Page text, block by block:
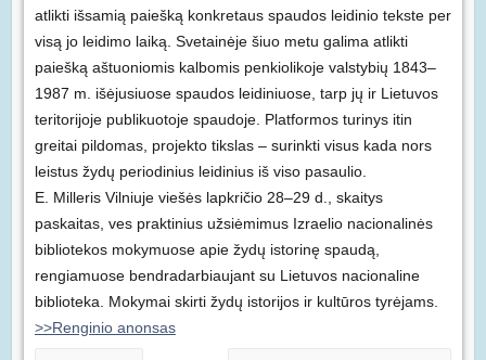
atlikti išsamią paiešką konkretaus spaudos leidinio tekste per
visą jo leidimo laiką. Svetainėje šiuo metu galima atlikti
paiešką aštuoniomis kalbomis penkiolikoje valstybių 1843–
1987 m. išėjusiuose spaudos leidiniuose, tarp jų ir Lietuvos
teritorijoje publikuotoje spaudoje. Platformos turinys itin
greitai pildomas, projekto tikslas – surinkti visus kada nors
leistus žydų periodinius leidinius iš viso pasaulio.
E. Milleris Vilniuje viešės lapkričio 28–29 d., skaitys
paskaitas, ves praktinius užsiėmimus Izraelio nacionalinės
bibliotekos mokymuose apie žydų istorinę spaudą,
rengiamuose bendradarbiaujant su Lietuvos nacionaline
biblioteka. Mokymai skirti žydų istorijos ir kultūros tyrėjams.
>>Renginio anonsas